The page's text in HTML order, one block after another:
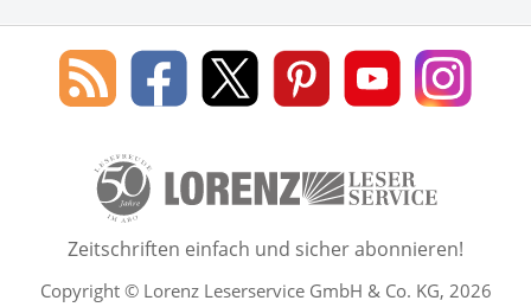
Social Media
Blog
des
Leserservice
Lorenz
Leserservice
Lorenz
Leserservice
Lorenz
Leserservice
Lorenz
Leserservice
Lorenz
50 Lesefreude im Abo Jahre
Zeitschriften einfach und sicher abonnieren!
Copyright © Lorenz Leserservice GmbH & Co. KG, 2026